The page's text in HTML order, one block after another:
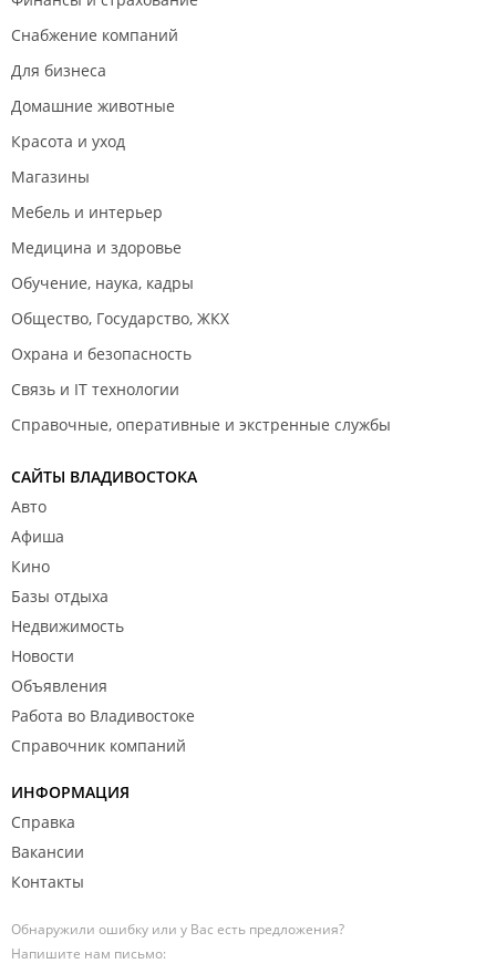
Снабжение компаний
Для бизнеса
Домашние животные
Красота и уход
Магазины
Мебель и интерьер
Медицина и здоровье
Обучение, наука, кадры
Общество, Государство, ЖКХ
Охрана и безопасность
Связь и IT технологии
Справочные, оперативные и экстренные службы
САЙТЫ ВЛАДИВОСТОКА
Авто
Афиша
Кино
Базы отдыха
Недвижимость
Новости
Объявления
Работа во Владивостоке
Справочник компаний
ИНФОРМАЦИЯ
Справка
Вакансии
Контакты
Обнаружили ошибку или у Вас есть предложения?
Напишите нам письмо: